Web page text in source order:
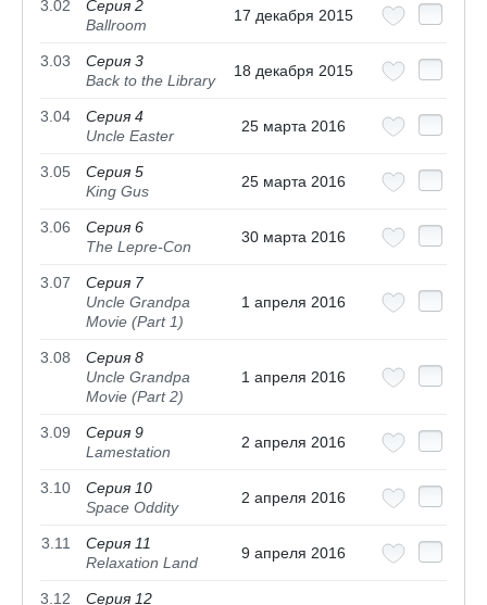
3.02
Серия 2
Ballroom
17 декабря 2015
3.03
Серия 3
Back to the Library
18 декабря 2015
3.04
Серия 4
Uncle Easter
25 марта 2016
3.05
Серия 5
King Gus
25 марта 2016
3.06
Серия 6
The Lepre-Con
30 марта 2016
3.07
Серия 7
Uncle Grandpa
Movie (Part 1)
1 апреля 2016
3.08
Серия 8
Uncle Grandpa
Movie (Part 2)
1 апреля 2016
3.09
Серия 9
Lamestation
2 апреля 2016
3.10
Серия 10
Space Oddity
2 апреля 2016
3.11
Серия 11
Relaxation Land
9 апреля 2016
3.12 Серия 12